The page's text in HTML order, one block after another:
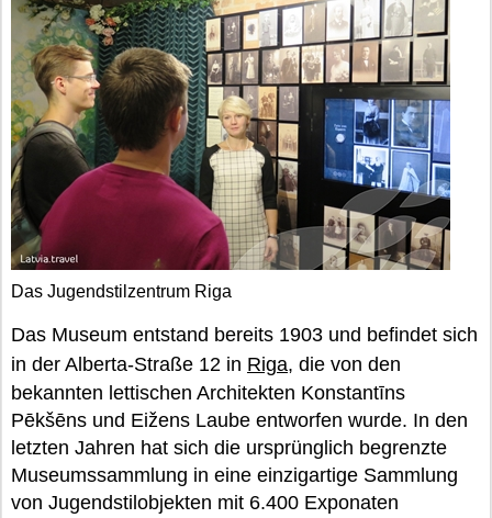
Das Jugendstilzentrum Riga
Das Museum entstand bereits 1903 und befindet sich
in der Alberta-Straße 12 in Riga, die von den
bekannten lettischen Architekten Konstantīns
Pēkšēns und Eižens Laube entworfen wurde. In den
letzten Jahren hat sich die ursprünglich begrenzte
Museumssammlung in eine einzigartige Sammlung
von Jugendstilobjekten mit 6.400 Exponaten